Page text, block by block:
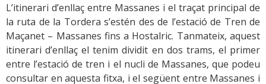
L’itinerari d’enllaç entre Massanes i el traçat principal de
la ruta de la Tordera s’estén des de l’estació de Tren de
Maçanet – Massanes fins a Hostalric. Tanmateix, aquest
itinerari d’enllaç el tenim dividit en dos trams, el primer
entre l’estació de tren i el nucli de Massanes, que podeu
consultar en aquesta fitxa, i el següent entre Massanes i